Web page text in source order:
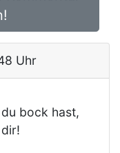
Uhr
bock hast,